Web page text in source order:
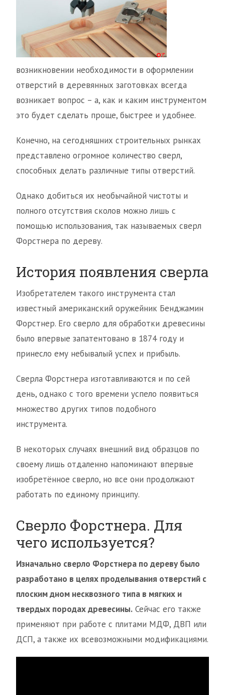
возникновении необходимости в оформлении
отверстий в деревянных заготовках всегда
возникает вопрос – а, как и каким инструментом
это будет сделать проще, быстрее и удобнее.
Конечно, на сегодняшних строительных рынках
представлено огромное количество сверл,
способных делать различные типы отверстий.
Однако добиться их необычайной чистоты и
полного отсутствия сколов можно лишь с
помощью использования, так называемых сверл
Форстнера по дереву.
История появления сверла
Изобретателем такого инструмента стал
известный американский оружейник Бенджамин
Форстнер. Его сверло для обработки древесины
было впервые запатентовано в 1874 году и
принесло ему небывалый успех и прибыль.
Сверла Форстнера изготавливаются и по сей
день, однако с того времени успело появиться
множество других типов подобного
инструмента.
В некоторых случаях внешний вид образцов по
своему лишь отдаленно напоминают впервые
изобретённое сверло, но все они продолжают
работать по единому принципу.
Сверло Форстнера. Для
чего используется?
Изначально сверло Форстнера по дереву было
разработано в целях проделывания отверстий с
плоским дном несквозного типа в мягких и
твердых породах древесины. Сейчас его также
применяют при работе с плитами МДФ, ДВП или
ДСП, а также их всевозможными модификациями.